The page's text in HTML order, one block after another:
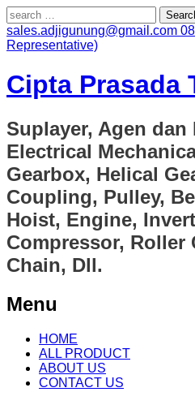
Search
for:
sales.adjigunung@gmail.com
Representative)
Cipta Prasada
Suplayer, Agen
Electrical
Gearbox, Helical
Coupling, Pulley,
Hoist, Engine,
Compressor, Roller
Chain, Dll.
Menu
Skip
content
HOME
ALL PRODUCT
ABOUT US
CONTACT US